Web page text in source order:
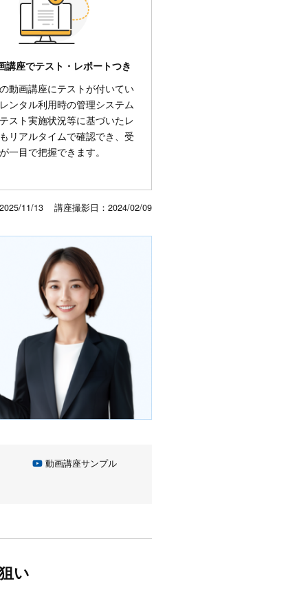
講座でテスト・レポートつき
動画講座にテストが付いてい
ンタル利用時の管理システム
スト実施状況等に基づいたレ
リアルタイムで確認でき、受
一目で把握できます。
2025/11/13 講座撮影日： 2024/02/09
動画講座サンプル
い